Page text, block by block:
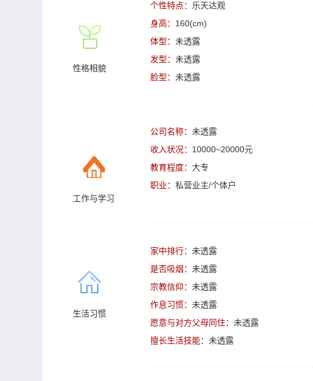
性格相貌
个性特点： 乐天达观
身高： 160(cm)
体型： 未透露
发型： 未透露
脸型： 未透露
工作与学习
公司名称： 未透露
收入状况： 10000~20000元
教育程度： 大专
职业： 私营业主/个体户
生活习惯
家中排行： 未透露
是否吸烟： 未透露
宗教信仰： 未透露
作息习惯： 未透露
愿意与对方父母同住： 未透露
擅长生活技能： 未透露